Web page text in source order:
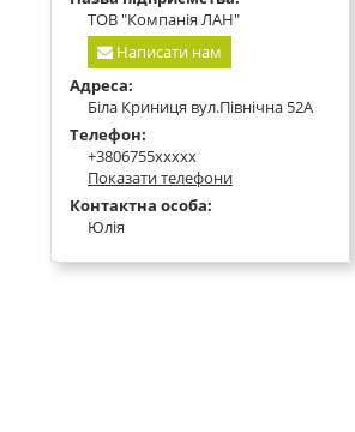
ТОВ "Компанія ЛАН"
Написати нам
Адреса:
Біла Криниця вул.Північна 52А
Телефон:
+3806755xxxxx
Показати телефони
Контактна особа:
Юлія